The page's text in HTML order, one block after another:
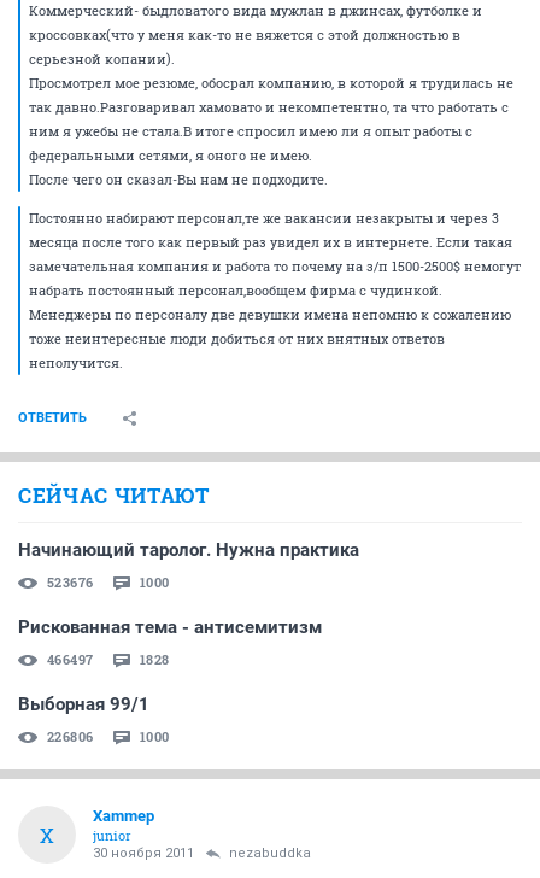
Коммерческий- быдловатого вида мужлан в джинсах, футболке и
кроссовках(что у меня как-то не вяжется с этой должностью в
серьезной копании).
Просмотрел мое резюме, обосрал компанию, в которой я трудилась не
так давно.Разговаривал хамовато и некомпетентно, та что работать с
ним я ужебы не стала.В итоге спросил имею ли я опыт работы с
федеральными сетями, я оного не имею.
После чего он сказал-Вы нам не подходите.
Постоянно набирают персонал,те же вакансии незакрыты и через 3
месяца после того как первый раз увидел их в интернете. Если такая
замечательная компания и работа то почему на з/п 1500-2500$ немогут
набрать постоянный персонал,вообщем фирма с чудинкой.
Менеджеры по персоналу две девушки имена непомню к сожалению
тоже неинтересные люди добиться от них внятных ответов
неполучится.
ОТВЕТИТЬ
СЕЙЧАС ЧИТАЮТ
Начинающий таролог. Нужна практика
523676 1000
Рискованная тема - антисемитизм
466497 1828
Выборная 99/1
226806 1000
X
Xammep
junior
30 ноября 2011 nezabuddka